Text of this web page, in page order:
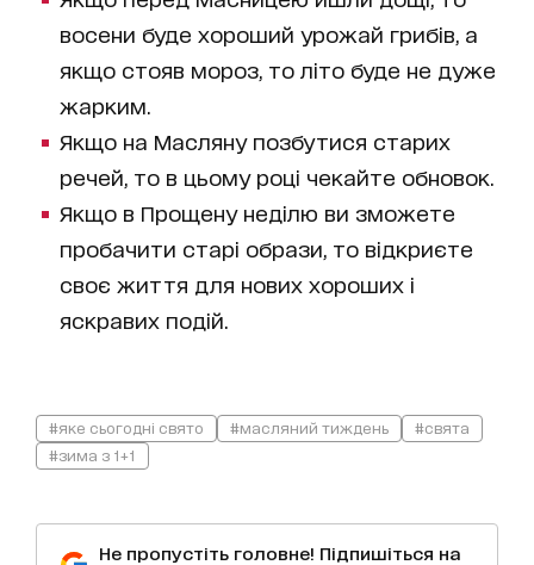
восени буде хороший урожай грибів, а
якщо стояв мороз, то літо буде не дуже
жарким.
Якщо на Масляну позбутися старих
речей, то в цьому році чекайте обновок.
Якщо в Прощену неділю ви зможете
пробачити старі образи, то відкриєте
своє життя для нових хороших і
яскравих подій.
#яке сьогодні свято #масляний тиждень
#свята
#зима з 1+1
Не пропустіть головне! Підпишіться на